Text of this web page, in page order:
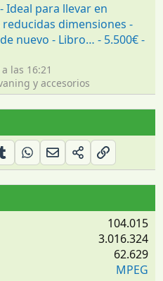
Ideal para llevar en
dimensiones -
nuevo - Libro… - 5.500€ -
las 16:21
y accesorios
104.015
3.016.324
62.629
MPEG